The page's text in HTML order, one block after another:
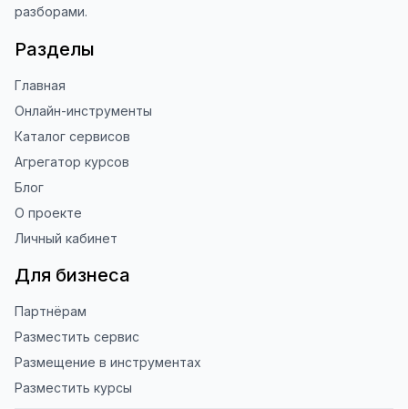
разборами.
Разделы
Главная
Онлайн-инструменты
Каталог сервисов
Агрегатор курсов
Блог
О проекте
Личный кабинет
Для бизнеса
Партнёрам
Разместить сервис
Размещение в инструментах
Разместить курсы